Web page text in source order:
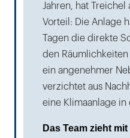
Jahren, hat
Vorteil: Die Anlage
Tagen die direkte
den Räumlichkeiten
ein angenehmer
verzichtet aus
eine Klimaanlage in
Das Team zieht mit